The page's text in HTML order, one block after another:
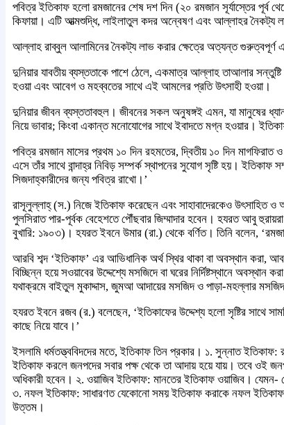
পবিত্র ইতিকাফ হলো রমজানের শেষ দশ দিন (২০ রমজান সূর্যাস্তের পূর্ব
কিফায়া। এটি আত্মশুদ্ধি, লাইলাতুল কদর অন্বেষণ এবং আল্লাহর নৈকট্য
আল্লাহ রাব্বুল আলামিনের নৈকট্য লাভ করার ক্ষেত্রে অত্যন্ত
দুনিয়ার যাবতীয় ব্যস্ততাকে পাশে ঠেলে, একমাত্র আল্লাহ তাআলার
হওয়া এবং আবেগ ও মহব্বতের সাথে এই আমলের প্রতি উৎসাহী হওয়া।
দুনিয়ার জীবন ব্যস্ততাবহুল। জীবনের সকল অনুষঙ্গই এমন, যা মানুষের
নিয়ে ভাবার; কিংবা একান্ত মনোযোগের সাথে ইবাদতে মগ্ন হওয়ার।
পবিত্র রমজান মাসের প্রথম ১০ দিন রহমতের, দ্বিতীয় ১০ দিন মাগফিরাত
এসে তাঁর সাথে বান্দাহ্র নিবিড় সম্পর্ক স্থাপনের সুযোগ সৃষ্টি হয়।
সিজদাহ্কারীদের জন্য পবিত্র রাখো।’
রাসূলুল্লাহ্ (স.) নিজে ইতিকাফ করেছেন এবং সাহাবাদেরকেও উৎসাহিত
পুলসিরাত পার-পূর্বক বেহেশতে পৌঁছবার জিম্মাদার হবেন। হযরত আবু
বুখারি: ১৯০৩)। হযরত ইবনে উমার (রা.) থেকে বর্ণিত। তিনি বলেন,
আরবি শব্দ ‘ইতিকাফ’ এর আভিধানিক অর্থ স্থির থাকা বা অবস্থান করা,
বিচ্ছিন্ন হয়ে সওয়াবের উদ্দেশ্যে মসজিদে বা ঘরের নির্দিষ্টস্থানে
যথাক্রমে বাইতুল মুকাদ্দাস, জুমআ আদায়ের মসজিদ ও পাড়া-মহল্লার
হযরত ইবনে রজব (র.) বলেছেন, ‘ইতিকাফের উদ্দেশ্য হলো সৃষ্টির সাথে
কাছে নিয়ে যাবে।’
ইসলামি ধর্মতত্ত্ববিদদের মতে, ইতিকাফ তিন প্রকার। ১. সুন্নাত
ইতিকাফ করলে জনপদের সবার পক্ষ থেকে তা আদায় হয়ে যায়। তবে ওই
অধিকারী হবেন। ২. ওয়াজিব ইতিকাফ: মানতের ইতিকাফ ওয়াজিব।
৩. নফল ইতিকাফ: সাধারণত যেকোনো সময় ইতিকাফ করাকে নফল ইতিকাফ
উত্তম।